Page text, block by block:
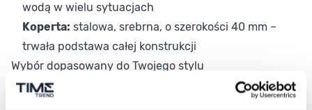
wodą w wielu sytuacjach
Koperta: stalowa, srebrna, o szerokości 40 mm –
trwała podstawa całej konstrukcji
Wybór dopasowany do Twojego stylu
Seiko SSB459P1 kierowany jest do mężczyzn, którzy